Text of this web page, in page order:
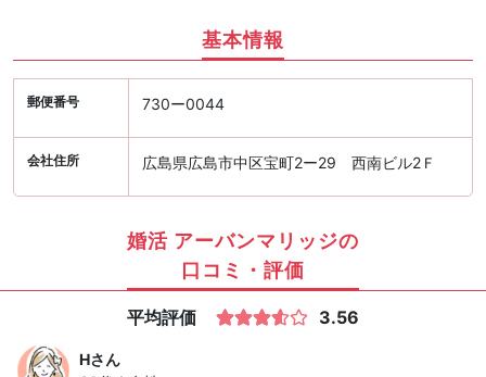
基本情報
郵便番号 730ー0044
会社住所 広島県広島市中区宝町2ー29 西南ビル2Ｆ
婚活 アーバンマリッジの
口コミ・評価
平均評価 3.56
Hさん